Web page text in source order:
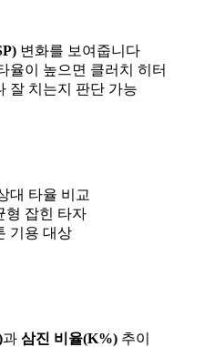
변화를 보여줍니다
율이 높으면 클러치 히터
잘 치는지 판단 가능
대 타율 비교
형 잡힌 타자
기용 대상
과 삼진 비율(K%) 추이